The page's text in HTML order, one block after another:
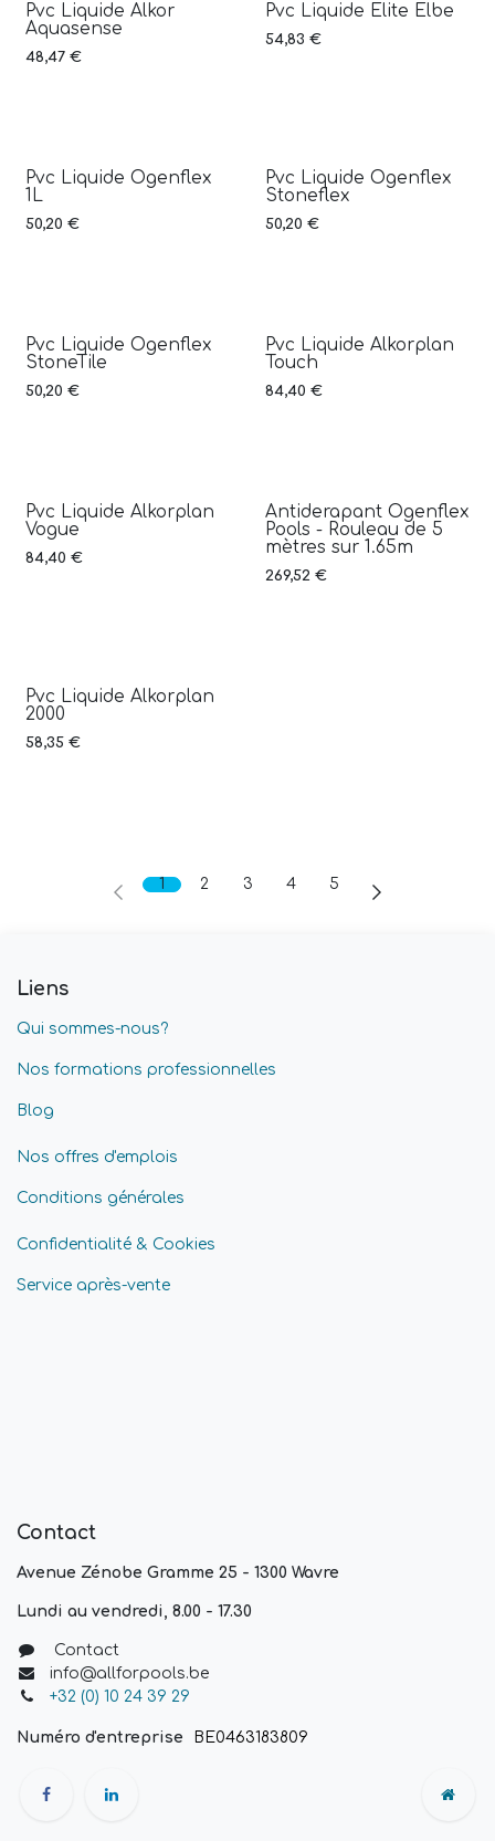
Pvc Liquide Alkor
Aquasense
48,47 €
Pvc Liquide Elite Elbe
54,83 €
Pvc Liquide Ogenflex
1L
50,20 €
Pvc Liquide Ogenflex
Stoneflex
50,20 €
Pvc Liquide Ogenflex
StoneTile
50,20 €
Pvc Liquide Alkorplan
Touch
84,40 €
Pvc Liquide Alkorplan
Vogue
84,40 €
Antiderapant Ogenflex
Pools - Rouleau de 5
mètres sur 1.65m
269,52€
Pvc Liquide Alkorplan
2000
58,35 €
1 2 3 4 5
Liens
Qui sommes-nous?
Nos formations professionnelles
Blog
Nos offres d'emplois
Conditions générales
Confidentialité & Cookies
Service après-vente
Contact
Avenue Zénobe Gramme 25 - 1300 Wavre
Lundi au vendredi, 8.00 - 17.30
Contact
info@allforpools.be
+32 (0) 10 24 39 29
Numéro d'entreprise BE0463183809